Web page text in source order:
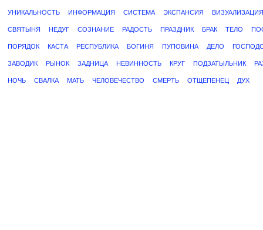
УНИКАЛЬНОСТЬ ИНФОРМАЦИЯ СИСТЕМА ЭКСПАНСИЯ ВИЗУАЛИЗАЦИЯ
СВЯТЫНЯ НЕДУГ СОЗНАНИЕ РАДОСТЬ ПРАЗДНИК БРАК ТЕЛО
ПОРЯДОК КАСТА РЕСПУБЛИКА БОГИНЯ ПУПОВИНА ДЕЛО
ЗАВОДИК РЫНОК ЗАДНИЦА НЕВИННОСТЬ КРУГ ПОДЗАТЫЛЬНИК
НОЧЬ СВАЛКА МАТЬ ЧЕЛОВЕЧЕСТВО СМЕРТЬ ОТЩЕПЕНЕЦ ДУХ